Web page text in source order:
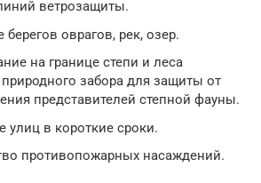
ветрозащиты.
берегов оврагов, рек, озер.
на границе степи и леса
забора для защиты от
представителей степной фауны.
улиц в короткие сроки.
противопожарных насаждений.